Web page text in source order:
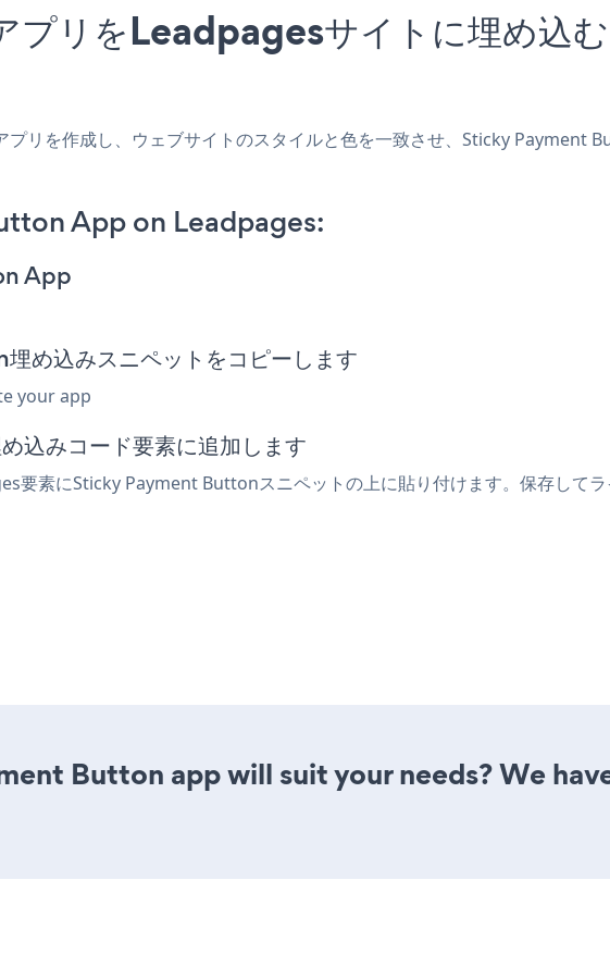
リをLeadpagesサイトに埋め込む
リを作成し、ウェブサイトのスタイルと色を一致させ、Sticky Payment
App on Leadpages:
App
込みスニペットをコピーします
your app
込みコード要素に追加します
要素にSticky Payment Buttonスニペットの上に貼り付けます。保存して
Button app will suit your needs? We